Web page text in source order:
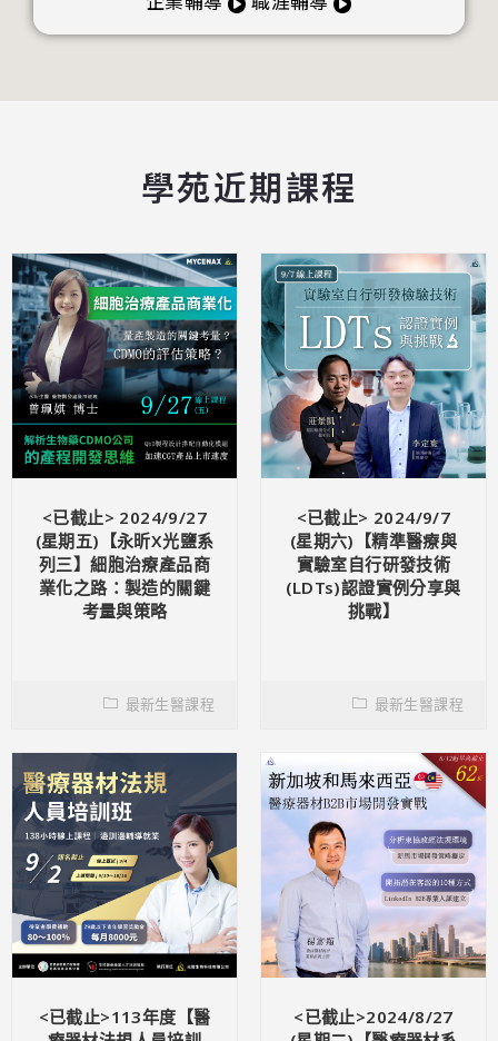
學苑近期課程
<已截止> 2024/9/27
(星期五)【永昕X光鹽系
列三】細胞治療產品商
業化之路：製造的關鍵
考量與策略
最新生醫課程
<已截止> 2024/9/7
(星期六)【精準醫療與
實驗室自行研發技術
(LDTs)認證實例分享與
挑戰】
最新生醫課程
<已截止>113年度【醫
<已截止>2024/8/27